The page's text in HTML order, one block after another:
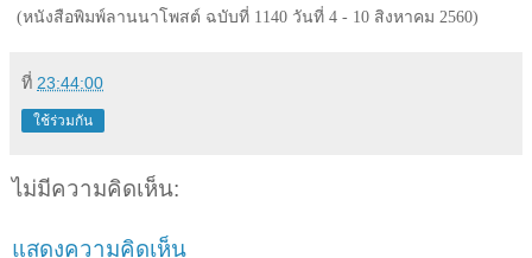
(หนังสือพิมพ์ลานนาโพสต์ ฉบับที่ 1140 วันที่ 4 - 10 สิงหาคม 2560)
ที่ 23:44:00
ใช้ร่วมกัน
ไม่มีความคิดเห็น:
แสดงความคิดเห็น